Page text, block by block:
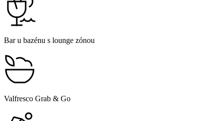
Bar u bazénu s lounge zónou
Valfresco Grab & Go